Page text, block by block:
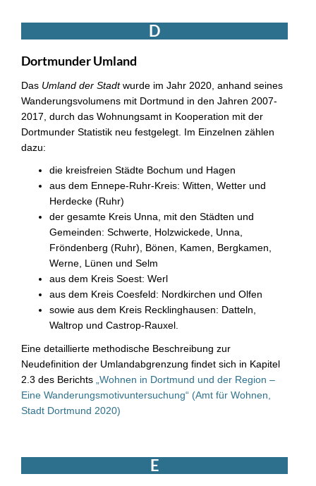
D
Dortmunder Umland
Das Umland der Stadtwurde im Jahr 2020, anhand seines
Wanderungsvolumens mit Dortmund in den Jahren 2007-
2017, durch das Wohnungsamt in Kooperation mit der
Dortmunder Statistik neu festgelegt. Im Einzelnen zählen
dazu:
die kreisfreien Städte Bochum und Hagen
aus dem Ennepe-Ruhr-Kreis: Witten, Wetter und
Herdecke (Ruhr)
der gesamte Kreis Unna, mit den Städten und
Gemeinden: Schwerte, Holzwickede, Unna,
Fröndenberg (Ruhr), Bönen, Kamen, Bergkamen,
Werne, Lünen und Selm
aus dem Kreis Soest: Werl
aus dem Kreis Coesfeld: Nordkirchen und Olfen
sowie aus dem Kreis Recklinghausen: Datteln,
Waltrop und Castrop-Rauxel.
Eine detaillierte methodische Beschreibung zur
Neudefinition der Umlandabgrenzung findet sich in Kapitel
2.3 des Berichts „Wohnen in Dortmund und der Region –
Eine Wanderungsmotivuntersuchung“ (Amt für Wohnen,
Stadt Dortmund 2020)
E